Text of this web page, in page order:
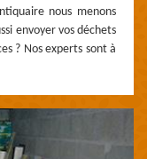
nous menons
envoyer vos déchets
? Nos experts sont à